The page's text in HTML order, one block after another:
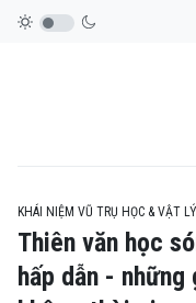
KHÁI NIỆM VŨ TRỤ HỌC & VẬT
Thiên văn học
hấp dẫn -